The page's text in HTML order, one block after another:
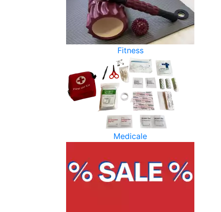
Fitness
Medicale